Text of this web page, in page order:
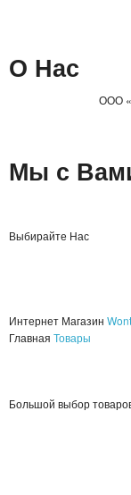
О Нас
ООО
Мы с
Выбирайте Нас
Интернет Магазин
Главная Товары
Большой выбор